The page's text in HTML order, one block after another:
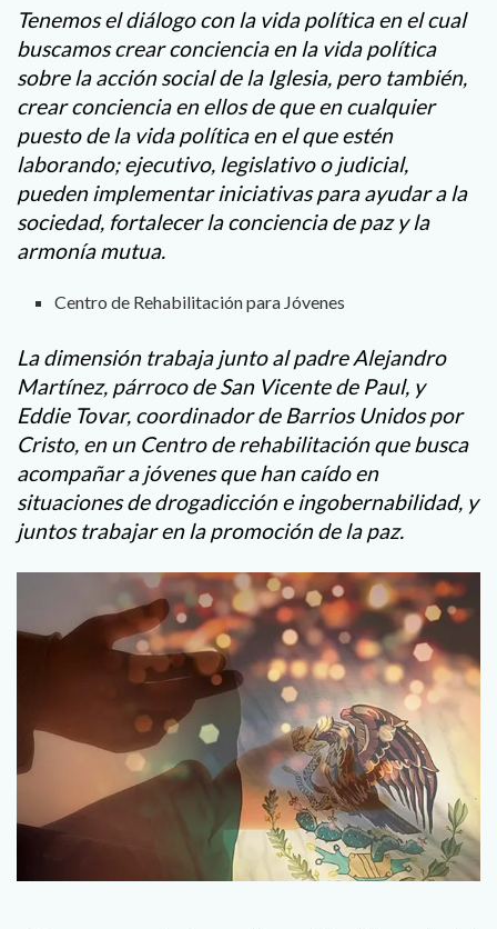
Tenemos el diálogo con la vida política en el cual
buscamos crear conciencia en la vida política
sobre la acción social de la Iglesia, pero también,
crear conciencia en ellos de que en cualquier
puesto de la vida política en el que estén
laborando; ejecutivo, legislativo o judicial,
pueden implementar iniciativas para ayudar a la
sociedad, fortalecer la conciencia de paz y la
armonía mutua.
Centro de Rehabilitación para Jóvenes
La dimensión trabaja junto al padre Alejandro
Martínez, párroco de San Vicente de Paul, y
Eddie Tovar, coordinador de Barrios Unidos por
Cristo, en un Centro de rehabilitación que busca
acompañar a jóvenes que han caído en
situaciones de drogadicción e ingobernabilidad, y
juntos trabajar en la promoción de la paz.